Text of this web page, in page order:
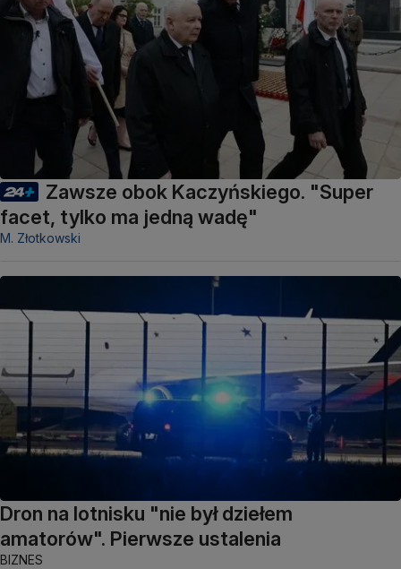
Zawsze obok Kaczyńskiego. "Super
facet, tylko ma jedną wadę"
M. Złotkowski
Dron na lotnisku "nie był dziełem
amatorów". Pierwsze ustalenia
BIZNES